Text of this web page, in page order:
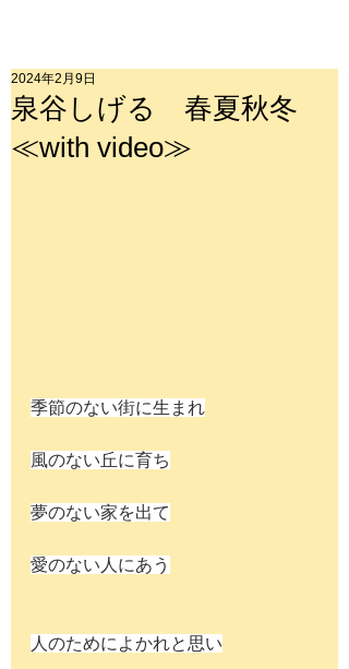
泉谷しげる 春夏秋冬
≪with video≫
2024年2月9日
季節のない街に生まれ
風のない丘に育ち
夢のない家を出て
愛のない人にあう
人のためによかれと思い